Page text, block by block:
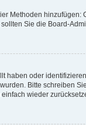
Methoden
Sie die Board-
oder
Bitte schreiben
wieder